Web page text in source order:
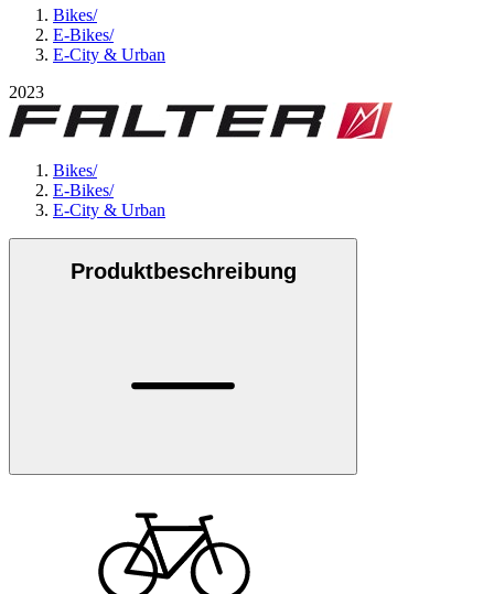
Bikes/
E-Bikes/
E-City & Urban
2023
Bikes/
E-Bikes/
E-City & Urban
Produktbeschreibung